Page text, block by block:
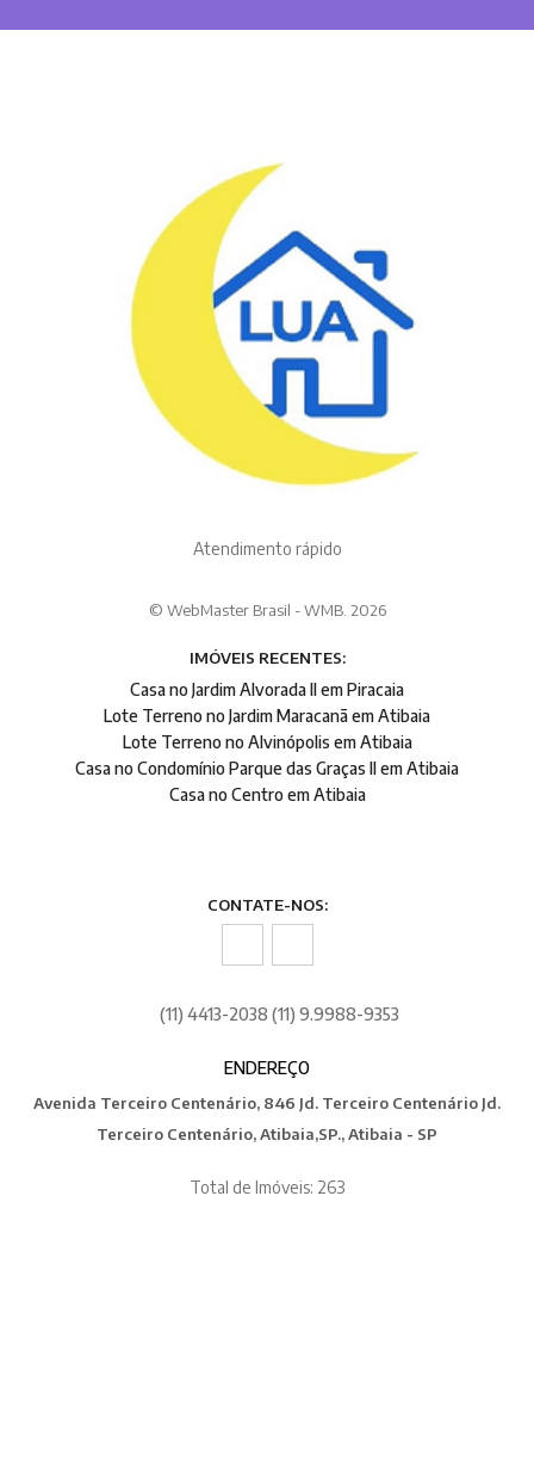
Atendimento rápido
© WebMaster Brasil - WMB. 2026
IMÓVEIS RECENTES:
Casa no Jardim Alvorada II em Piracaia
Lote Terreno no Jardim Maracanã em Atibaia
Lote Terreno no Alvinópolis em Atibaia
Casa no Condomínio Parque das Graças II em Atibaia
Casa no Centro em Atibaia
CONTATE-NOS:
(11) 4413-2038 (11) 9.9988-9353
ENDEREÇO
Avenida Terceiro Centenário, 846 Jd. Terceiro Centenário Jd.
Terceiro Centenário, Atibaia,SP., Atibaia - SP
Total de Imóveis: 263